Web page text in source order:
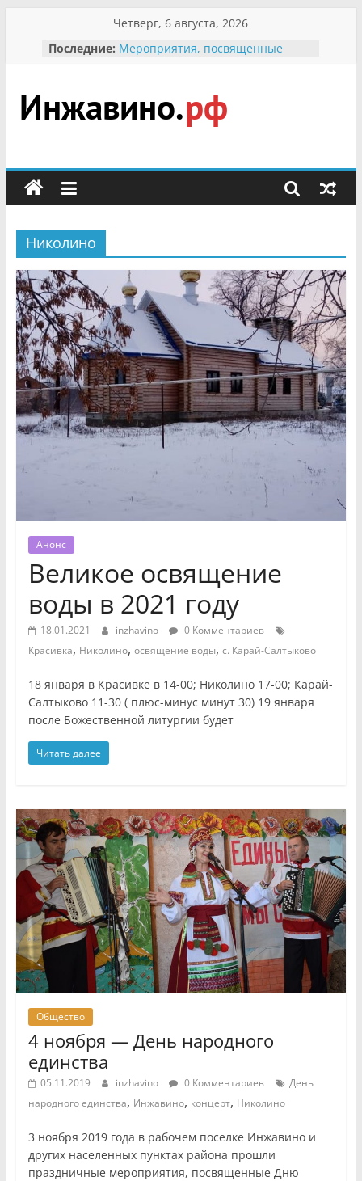
содержимому
Четверг, 6 августа, 2026
Последние: Мероприятия, посвященные
гражданин Инжавинского округа»
участнице Великой
Отечественной, фронтовичке
Безопасность в сети Интернет
мероприятии «Сохраним
заповедника родились крапчатые
суслики
Инжавино.рф
сельский
портал
Николино
Анонс
Великое освящение
воды в 2021 году
18.01.2021 inzhavino
0 Комментариев
Красивка, Николино, освящение воды, с. Карай-Салтыково
18 января в Красивке в 14-00; Николино 17-00; Карай-
Салтыково 11-30 ( плюс-минус минут 30) 19 января
после Божественной литургии будет
Читать далее
Общество
4 ноября — День народного
единства
05.11.2019 inzhavino 0 Комментариев
День
народного единства, Инжавино, концерт, Николино
3 ноября 2019 года в рабочем поселке Инжавино и
других населенных пунктах района прошли
праздничные мероприятия, посвященные Дню